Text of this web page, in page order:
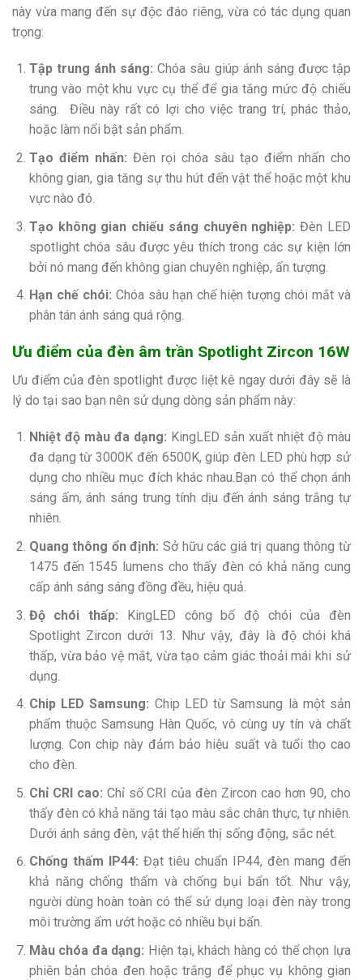
này vừa mang đến sự độc đáo riêng, vừa có tác dụng quan
trọng:
Tập trung ánh sáng: Chóa sâu giúp ánh sáng được tập
trung vào một khu vực cụ thể để gia tăng mức độ chiếu
sáng. Điều này rất có lợi cho việc trang trí, phác thảo,
hoặc làm nổi bật sản phẩm.
Tạo điểm nhấn: Đèn rọi chóa sâu tạo điểm nhấn cho
không gian, gia tăng sự thu hút đến vật thể hoặc một khu
vực nào đó.
Tạo không gian chiếu sáng chuyên nghiệp: Đèn LED
spotlight chóa sâu được yêu thích trong các sự kiện lớn
bởi nó mang đến không gian chuyên nghiệp, ấn tượng.
Hạn chế chói: Chóa sâu hạn chế hiện tượng chói mắt và
phân tán ánh sáng quá rộng.
Ưu điểm của đèn âm trần Spotlight Zircon 16W
Ưu điểm của đèn spotlight được liệt kê ngay dưới đây sẽ là
lý do tại sao bạn nên sử dụng dòng sản phẩm này:
Nhiệt độ màu đa dạng: KingLED sản xuất nhiệt độ màu
đa dạng từ 3000K đến 6500K, giúp đèn LED phù hợp sử
dụng cho nhiều mục đích khác nhau.Bạn có thể chọn ánh
sáng ấm, ánh sáng trung tính dịu đến ánh sáng trắng tự
nhiên.
Quang thông ổn định: Sở hữu các giá trị quang thông từ
1475 đến 1545 lumens cho thấy đèn có khả năng cung
cấp ánh sáng sáng đồng đều, hiệu quả.
Độ chói thấp: KingLED công bố độ chói của đèn
Spotlight Zircon dưới 13. Như vậy, đây là độ chói khá
thấp, vừa bảo vệ mắt, vừa tạo cảm giác thoải mái khi sử
dụng.
Chip LED Samsung: Chip LED từ Samsung là một sản
phẩm thuộc Samsung Hàn Quốc, vô cùng uy tín và chất
lượng. Con chip này đảm bảo hiệu suất và tuổi thọ cao
cho đèn.
Chỉ CRI cao: Chỉ số CRI của đèn Zircon cao hơn 90, cho
thấy đèn có khả năng tái tạo màu sắc chân thực, tự nhiên.
Dưới ánh sáng đèn, vật thể hiển thị sống động, sắc nét.
Chống thấm IP44: Đạt tiêu chuẩn IP44, đèn mang đến
khả năng chống thấm và chống bụi bẩn tốt. Như vậy,
người dùng hoàn toàn có thể sử dụng loại đèn này trong
môi trường ẩm ướt hoặc có nhiều bụi bẩn.
Màu chóa đa dạng: Hiện tại, khách hàng có thể chọn lựa
phiên bản chóa đen hoặc trắng để phục vụ không gian